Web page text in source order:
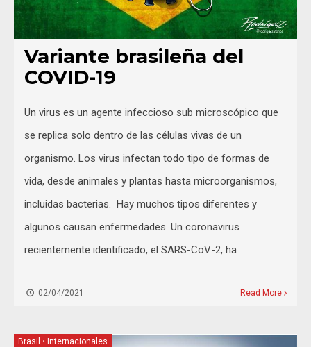
Variante brasileña del
COVID-19
Un virus es un agente infeccioso sub microscópico que
se replica solo dentro de las células vivas de un
organismo. Los virus infectan todo tipo de formas de
vida, desde animales y plantas hasta microorganismos,
incluidas bacterias. Hay muchos tipos diferentes y
algunos causan enfermedades. Un coronavirus
recientemente identificado, el SARS-CoV-2, ha
02/04/2021 Read More
Brasil • Internacionales